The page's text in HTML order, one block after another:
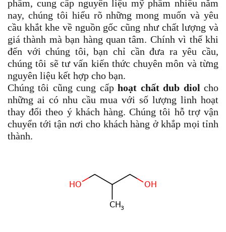
phẩm, cung cấp nguyên liệu mỹ phẩm nhiều năm
nay, chúng tôi hiểu rõ những mong muốn và yêu
cầu khắt khe về nguồn gốc cũng như chất lượng và
giá thành mà bạn hàng quan tâm. Chính vì thế khi
đến với chúng tôi, bạn chỉ cần đưa ra yêu cầu,
chúng tôi sẽ tư vấn kiến thức chuyên môn và từng
nguyên liệu kết hợp cho bạn.
Chúng tôi cũng cung cấphoạt chất dub diol cho
những ai có nhu cầu mua với số lượng linh hoạt
thay đổi theo ý khách hàng. Chúng tôi hỗ trợ vận
chuyển tới tận nơi cho khách hàng ở khắp mọi tỉnh
thành.